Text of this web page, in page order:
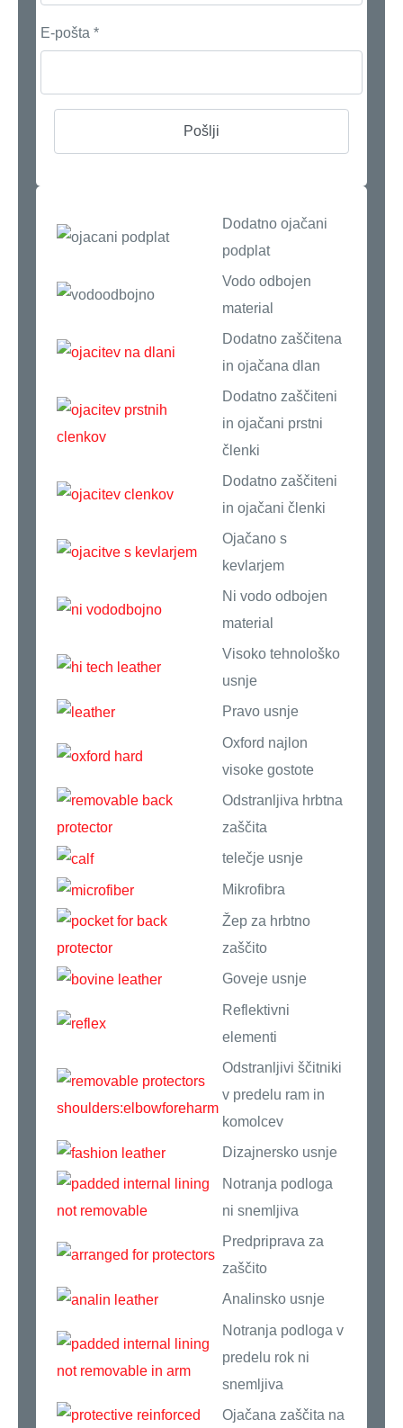
E-pošta *
Dodatno ojačani
podplat
Vodo odbojen
material
Dodatno zaščitena
in ojačana dlan
Dodatno zaščiteni
in ojačani prstni
členki
Dodatno zaščiteni
in ojačani členki
Ojačano s
kevlarjem
Ni vodo odbojen
material
Visoko tehnološko
usnje
Pravo usnje
Oxford najlon
visoke gostote
Odstranljiva hrbtna
zaščita
telečje usnje
Mikrofibra
Žep za hrbtno
zaščito
Goveje usnje
Reflektivni
elementi
Odstranljivi ščitniki
v predelu ram in
komolcev
Dizajnersko usnje
Notranja podloga
ni snemljiva
Predpriprava za
zaščito
Analinsko usnje
Notranja podloga v
predelu rok ni
snemljiva
Ojačana zaščita na